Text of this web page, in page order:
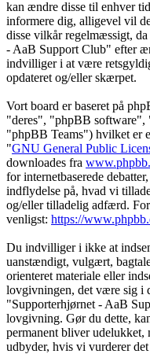
kan ændre disse til enhver
informere dig, alligevel vil
disse vilkår regelmæssigt,
- AaB Support Club" efter
indvilliger i at være
opdateret og/eller skærpet.
Vort board er baseret på
"deres", "phpBB
"phpBB Teams") hvilket er
"GNU General Public
downloades fra
for internetbaserede
indflydelse på, hvad vi
og/eller tilladelig adfærd.
venligst: https://
Du indvilliger i ikke at
uanstændigt, vulgært,
orienteret materiale eller
lovgivningen, det være sig i
"Supporterhjørnet - AaB
lovgivning. Gør du dette,
permanent bliver udelukket,
udbyder, hvis vi vurderer